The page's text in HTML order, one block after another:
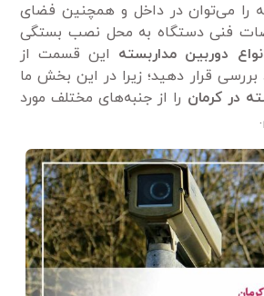
را می‌توان در داخل و همچنین فضای
فنی دستگاه به محل نصب بستگی
دوربین مداربسته این قسمت از
بررسی قرار دهید؛ زیرا در این بخش ما
در کرمان را از جنبه‌های مختلف مورد